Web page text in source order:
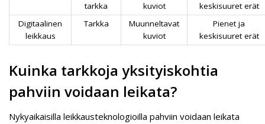
tarkka
kuviot
keskisuuret erät
Digitaalinen
leikkaus
Tarkka
Muunneltavat
kuviot
Pienet ja
keskisuuret erät
Kuinka tarkkoja yksityiskohtia
pahviin voidaan leikata?
Nykyaikaisilla leikkausteknologioilla pahviin voidaan leikata